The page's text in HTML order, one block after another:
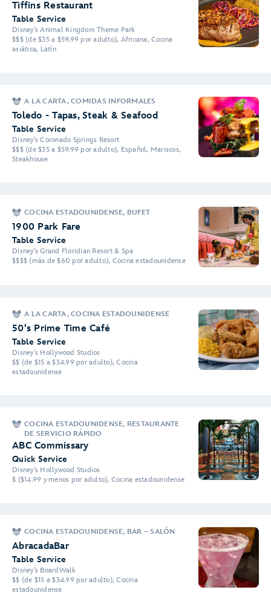
Tiffins Restaurant
Table Service
Disney's Animal Kingdom Theme Park
$$$ (de $35 a $59.99 por adulto), Africana, Cocina
asiática, Latín
A LA CARTA, COMIDAS INFORMALES
Toledo - Tapas, Steak & Seafood
Table Service
Disney's Coronado Springs Resort
$$$ (de $35 a $59.99 por adulto), Español, Mariscos,
Steakhouse
COCINA ESTADOUNIDENSE, BUFET
1900 Park Fare
Table Service
Disney's Grand Floridian Resort & Spa
$$$$ (más de $60 por adulto), Cocina estadounidense
A LA CARTA, COCINA ESTADOUNIDENSE
50's Prime Time Café
Table Service
Disney's Hollywood Studios
$$ (de $15 a $34.99 por adulto), Cocina
estadounidense
COCINA ESTADOUNIDENSE, RESTAURANTE
DE SERVICIO RÁPIDO
ABC Commissary
Quick Service
Disney's Hollywood Studios
$ ($14.99 y menos por adulto), Cocina estadounidense
COCINA ESTADOUNIDENSE, BAR – SALÓN
AbracadaBar
Table Service
Disney's BoardWalk
$$ (de $15 a $34.99 por adulto), Cocina
estadounidense